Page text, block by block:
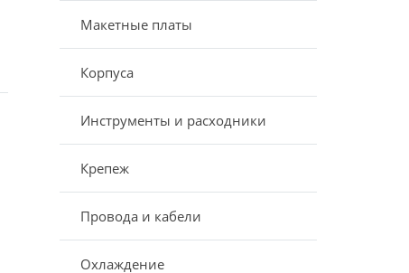
Макетные платы
Корпуса
Инструменты и расходники
Крепеж
Провода и кабели
Охлаждение